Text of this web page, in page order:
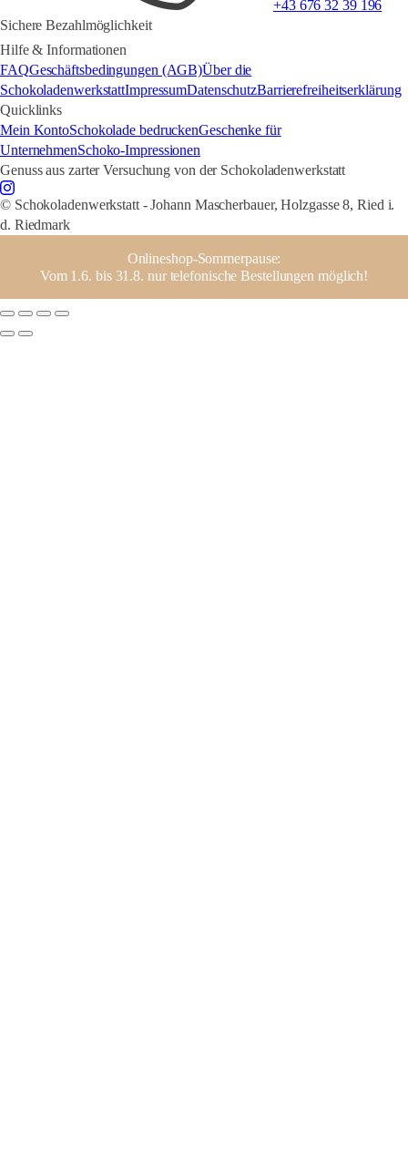
+43 676 32 39 196
Sichere Bezahlmöglichkeit
Hilfe & Informationen
FAQGeschäftsbedingungen (AGB)Über die
SchokoladenwerkstattImpressumDatenschutzBarrierefreiheitserklärung
Quicklinks
Mein KontoSchokolade bedruckenGeschenke für
UnternehmenSchoko-Impressionen
Genuss aus zarter Versuchung von der Schokoladenwerkstatt
© Schokoladenwerkstatt - Johann Mascherbauer, Holzgasse 8, Ried i.
d. Riedmark
Onlineshop-Sommerpause:
Vom 1.6. bis 31.8. nur telefonische Bestellungen möglich!